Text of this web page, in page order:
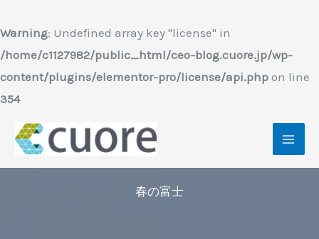
Warning: Undefined array key "license" in
/home/c1127982/public_html/ceo-blog.cuore.jp/wp-
content/plugins/elementor-pro/license/api.php on line
354
容
を
ス
キ
春の富士